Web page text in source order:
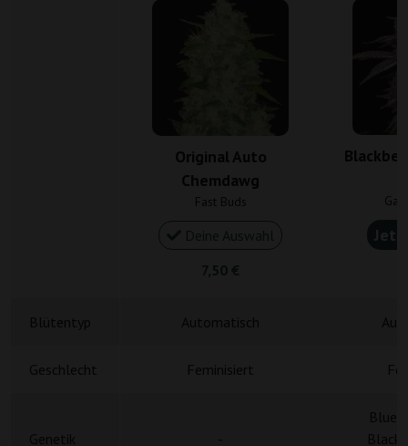
Original Auto
Chemdawg
Fast Buds
Geschlecht Feminisiert